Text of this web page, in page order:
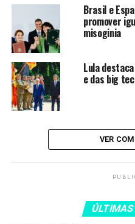
transparência
POR – Português
ENG – English
ESP – Español
Brasil e
promover
misoginia
Lula
e das big
VER